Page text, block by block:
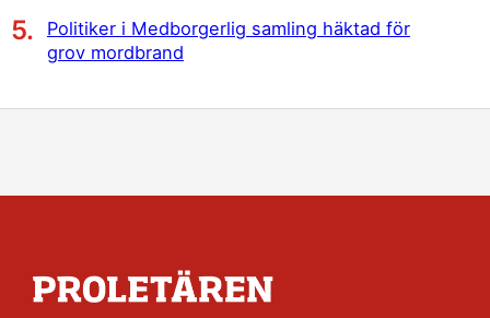
Politiker i Medborgerlig samling häktad för
grov mordbrand